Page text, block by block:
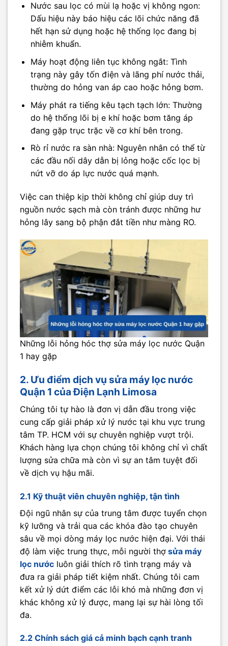
Nước sau lọc có mùi lạ hoặc vị không ngon:
Dấu hiệu này báo hiệu các lõi chức năng đã
hết hạn sử dụng hoặc hệ thống lọc đang bị
nhiễm khuẩn.
Máy hoạt động liên tục không ngắt: Tình
trạng này gây tốn điện và lãng phí nước thải,
thường do hỏng van áp cao hoặc hỏng bơm.
Máy phát ra tiếng kêu tạch tạch lớn: Thường
do hệ thống lõi bị e khí hoặc bơm tăng áp
đang gặp trục trặc về cơ khí bên trong.
Rò rỉ nước ra sàn nhà: Nguyên nhân có thể từ
các đầu nối dây dẫn bị lỏng hoặc cốc lọc bị
nứt vỡ do áp lực nước quá mạnh.
Việc can thiệp kịp thời không chỉ giúp duy trì
nguồn nước sạch mà còn tránh được những hư
hỏng lây sang bộ phận đắt tiền như màng RO.
Những lỗi hỏng hóc thợ sửa máy lọc nước Quận
1 hay gặp
2. Ưu điểm dịch vụ sửa máy lọc nước
Quận 1 của Điện Lạnh Limosa
Chúng tôi tự hào là đơn vị dẫn đầu trong việc
cung cấp giải pháp xử lý nước tại khu vực trung
tâm TP. HCM với sự chuyên nghiệp vượt trội.
Khách hàng lựa chọn chúng tôi không chỉ vì chất
lượng sửa chữa mà còn vì sự an tâm tuyệt đối
về dịch vụ hậu mãi.
2.1 Kỹ thuật viên chuyên nghiệp, tận tình
Đội ngũ nhân sự của trung tâm được tuyển chọn
kỹ lưỡng và trải qua các khóa đào tạo chuyên
sâu về mọi dòng máy lọc nước hiện đại. Với thái
độ làm việc trung thực, mỗi người thợ sửa máy
lọc nước luôn giải thích rõ tình trạng máy và
đưa ra giải pháp tiết kiệm nhất. Chúng tôi cam
kết xử lý dứt điểm các lỗi khó mà những đơn vị
khác không xử lý được, mang lại sự hài lòng tối
đa.
2.2 Chính sách giá cả minh bạch cạnh tranh